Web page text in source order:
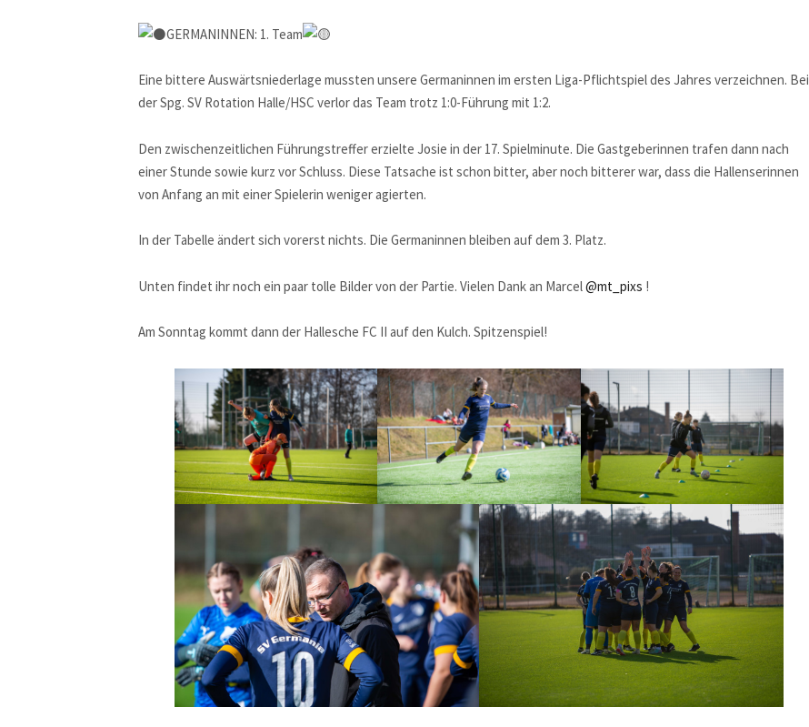
GERMANINNEN: 1. Team
Eine bittere Auswärtsniederlage mussten unsere Germaninnen im ersten Liga-Pflichtspiel des Jahres verzeichnen. Bei
der Spg. SV Rotation Halle/HSC verlor das Team trotz 1:0-Führung mit 1:2.
Den zwischenzeitlichen Führungstreffer erzielte Josie in der 17. Spielminute. Die Gastgeberinnen trafen dann nach
einer Stunde sowie kurz vor Schluss. Diese Tatsache ist schon bitter, aber noch bitterer war, dass die Hallenserinnen
von Anfang an mit einer Spielerin weniger agierten.
In der Tabelle ändert sich vorerst nichts. Die Germaninnen bleiben auf dem 3. Platz.
Unten findet ihr noch ein paar tolle Bilder von der Partie. Vielen Dank an Marcel@mt_pixs !
Am Sonntag kommt dann der Hallesche FC II auf den Kulch. Spitzenspiel!